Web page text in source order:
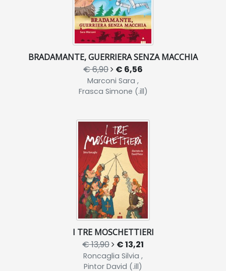
BRADAMANTE, GUERRIERA SENZA MACCHIA
€ 6,90 € 6,56
Marconi Sara ,
Frasca Simone (.ill)
I TRE MOSCHETTIERI
€ 13,90 € 13,21
Roncaglia Silvia ,
Pintor David (.ill)